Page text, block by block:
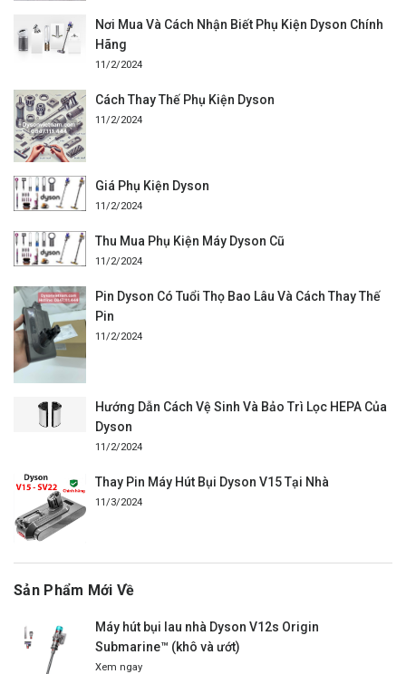
Nơi Mua Và Cách Nhận Biết Phụ Kiện Dyson Chính
Hãng
11/2/2024
Cách Thay Thế Phụ Kiện Dyson
11/2/2024
Giá Phụ Kiện Dyson
11/2/2024
Thu Mua Phụ Kiện Máy Dyson Cũ
11/2/2024
Pin Dyson Có Tuổi Thọ Bao Lâu Và Cách Thay Thế
Pin
11/2/2024
Hướng Dẫn Cách Vệ Sinh Và Bảo Trì Lọc HEPA Của
Dyson
11/2/2024
Thay Pin Máy Hút Bụi Dyson V15 Tại Nhà
11/3/2024
Sản Phẩm Mới Về
Máy hút bụi lau nhà Dyson V12s Origin
Submarine™ (khô và ướt)
Xem ngay